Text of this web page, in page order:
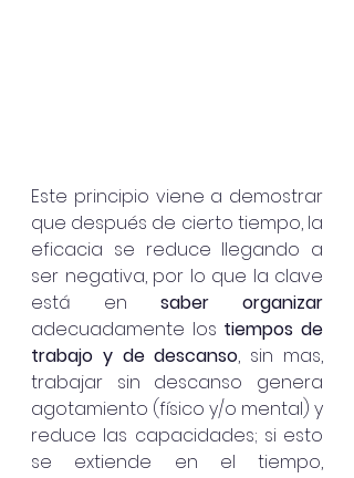
Este principio viene a demostrar
que después de cierto tiempo, la
eficacia se reduce llegando a
ser negativa, por lo que la clave
está en saber organizar
adecuadamente los tiempos de
trabajo y de descanso, sin mas,
trabajar sin descanso genera
agotamiento (físico y/o mental) y
reduce las capacidades; si esto
se extiende en el tiempo,